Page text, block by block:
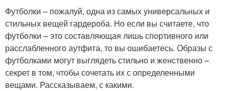
Футболки – пожалуй, одна из самых универсальных и
стильных вещей гардероба. Но если вы считаете, что
футболки – это составляющая лишь спортивного или
расслабленного аутфита, то вы ошибаетесь. Образы с
футболками могут выглядеть стильно и женственно –
секрет в том, чтобы сочетать их с определенными
вещами. Рассказываем, с какими.